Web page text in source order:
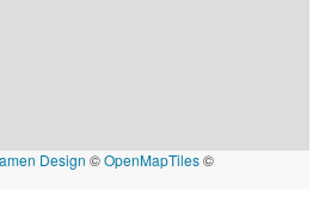
Design ©OpenMapTiles©